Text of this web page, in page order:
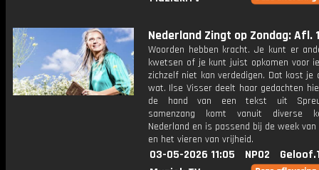
Nederland Zingt op Zondag: Afl.
Woorden hebben kracht. Je kunt er
kwetsen of je kunt juist opkomen voor
zichzelf niet kan verdedigen. Dat kost je
wat. Ilse Visser deelt haar gedachten
de hand van een tekst uit
samenzang komt vanuit diverse
Nederland en is passend bij de week van
en het vieren van vrijheid.
03-05-2026 11:05 NPO2